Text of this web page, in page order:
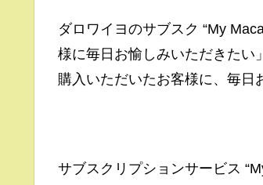
ダロワイヨのサブスク “My
様に毎日お愉しみいただきたい
購入いただいたお客様に、毎日
サブスクリプションサービス